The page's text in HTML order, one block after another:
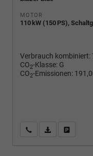
MOTOR
110 kW (150 PS),
Verbrauch kombiniert:
CO2-Klasse: G
CO2-Emissionen:
Wir rufen Sie an
PDF-